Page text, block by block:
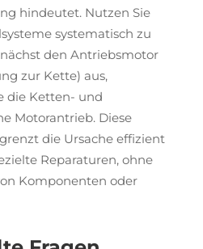
hindeutet. Nutzen Sie
systematisch zu
den Antriebsmotor
zur Kette) aus,
die Ketten- und
Motorantrieb. Diese
die Ursache effizient
Reparaturen, ohne
Komponenten oder